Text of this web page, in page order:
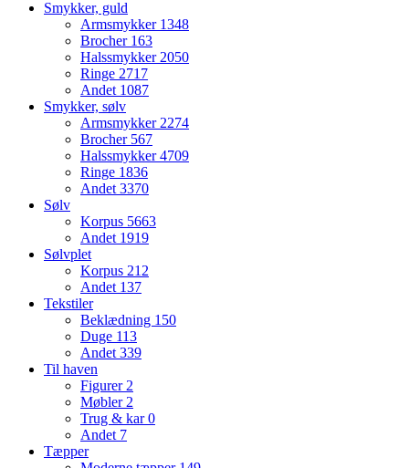
Smykker, guld
Armsmykker 1348
Brocher 163
Halssmykker 2050
Ringe 2717
Andet 1087
Smykker, sølv
Armsmykker 2274
Brocher 567
Halssmykker4709
Ringe 1836
Andet 3370
Sølv
Korpus 5663
Andet 1919
Sølvplet
Korpus 212
Andet 137
Tekstiler
Beklædning 150
Duge 113
Andet 339
Til haven
Figurer 2
Møbler 2
Trug & kar0
Andet 7
Tæpper